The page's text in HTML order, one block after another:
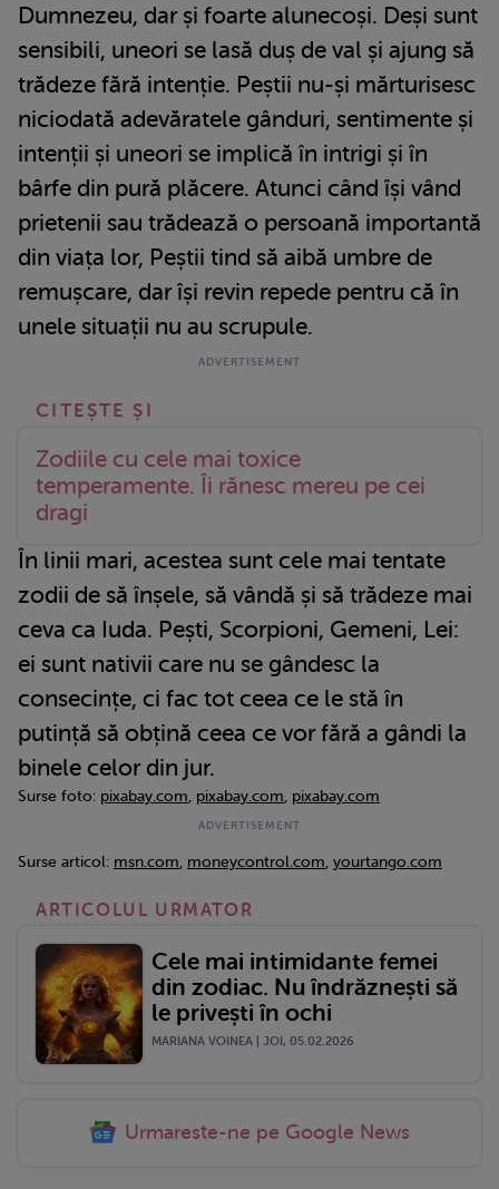
Dumnezeu, dar și foarte alunecoși. Deși sunt
sensibili, uneori se lasă duș de val și ajung să
trădeze fără intenție. Peștii nu-și mărturisesc
niciodată adevăratele gânduri, sentimente și
intenții și uneori se implică în intrigi și în
bârfe din pură plăcere. Atunci când își vând
prietenii sau trădează o persoană importantă
din viața lor, Peștii tind să aibă umbre de
remușcare, dar își revin repede pentru că în
unele situații nu au scrupule.
Zodiile cu cele mai toxice
temperamente. Îi rănesc mereu pe cei
dragi
În linii mari, acestea sunt cele mai tentate
zodii de să înșele, să vândă și să trădeze mai
ceva ca Iuda. Pești, Scorpioni, Gemeni, Lei:
ei sunt nativii care nu se gândesc la
consecințe, ci fac tot ceea ce le stă în
putință să obțină ceea ce vor fără a gândi la
binele celor din jur.
Surse foto: pixabay.com pixabay.com pixabay.com
Surse articol: msn.com moneycontrol.com yourtango.com
ARTICOLUL URMATOR
Cele mai intimidante femei
din zodiac. Nu îndrăznești să
le privești în ochi
MARIANA VOINEA | JOI, 05.02.2026
Urmareste-ne pe Google News